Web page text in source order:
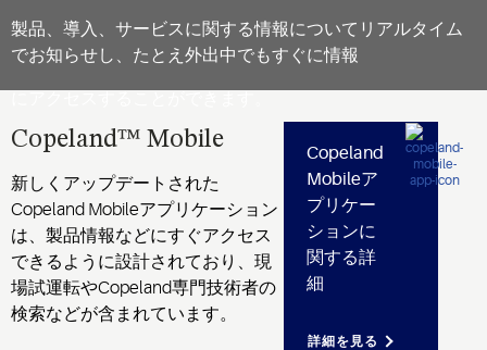
製品、導入、サービスに関する情報についてリアルタイム
でお知らせし、たとえ外出中でもすぐに情報
Copeland™ Mobile
新しくアップデートされた
Copeland Mobileアプリケーション
は、製品情報などにすぐアクセス
できるように設計されており、現
場試運転やCopeland専門技術者の
検索などが含まれています。
Copeland
Mobileア
プリケー
ションに
関する詳
細
詳細を見る